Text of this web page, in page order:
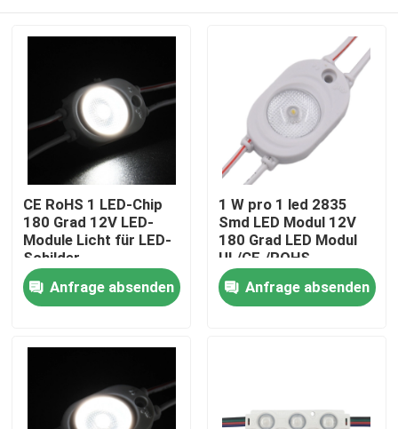
Produkte
CE RoHS 1 LED-Chip
180 Grad 12V LED-
Module Licht für LED-
Schilder
Werbezeichen,
Dekorationslichter
Hohe Qualität
Anfrage absenden
1 W pro 1 led 2835
Smd LED Modul 12V
180 Grad LED Modul
UL/CE./ROHS
Zertifizierung
bestanden
Anfrage absenden